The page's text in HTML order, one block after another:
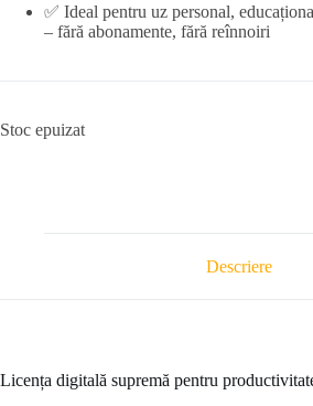
✅ Ideal pentru uz personal,
– fără abonamente, fără reînnoiri
Stoc epuizat
Descriere
Licența digitală supremă pentru